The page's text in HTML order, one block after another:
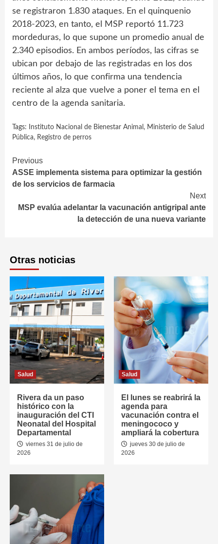
se registraron 1.830 ataques. En el quinquenio
2018-2023, en tanto, el MSP reportó 11.723
mordeduras, lo que supone un promedio anual de
2.340 episodios. En ambos períodos, las cifras se
ubican por debajo de las registradas en los dos
últimos años, lo que confirma una tendencia
reciente al alza que vuelve a poner el tema en el
centro de la agenda sanitaria.
Tags: Instituto Nacional de Bienestar Animal , Ministerio de Salud
Pública, Registro de perros
Continue
Reading
Previous
ASSE implementa sistema para optimizar la gestión
de los servicios de farmacia
Next
MSP evalúa adelantar la vacunación antigripal ante
la detección de una nueva variante
Otras noticias
Salud
Rivera da un paso
histórico con la
inauguración del CTI
Neonatal del Hospital
Departamental
viernes 31 de julio de
2026
Salud
El lunes se reabrirá la
agenda para
vacunación contra el
meningococo y
ampliará la cobertura
jueves 30 de julio de
2026